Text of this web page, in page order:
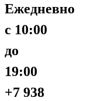
Ежедневно
с 10:00
до
19:00
+7 938